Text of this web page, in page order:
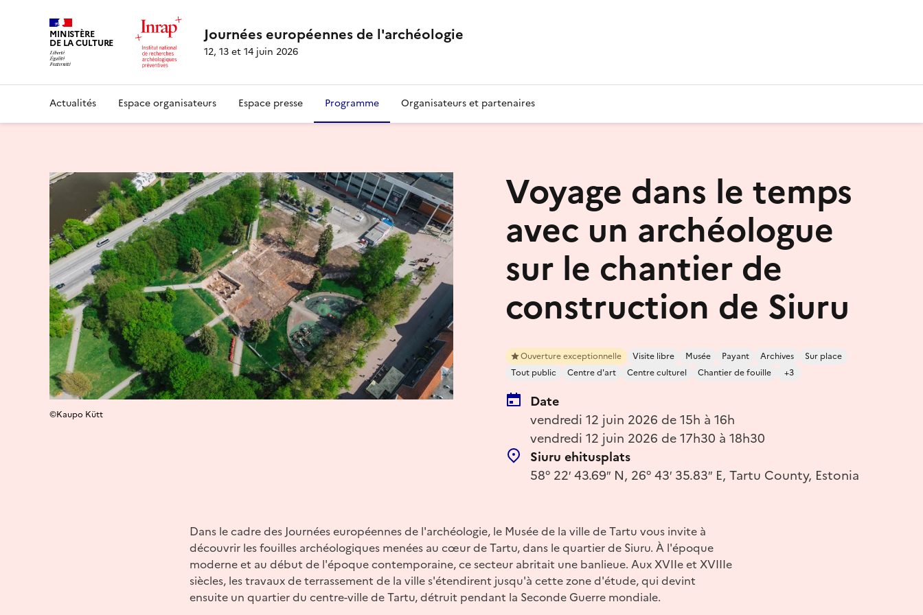
MINISTÈRE
DE LA CULTURE Journées européennes de l'archéologie
12, 13 et 14 juin 2026
Actualités Espace organisateurs Espace presse Programme Organisateurs et partenaires
Voyage dans le temps
avec un archéologue
sur le chantier de
construction de Siuru
Ouverture exceptionnelle Visite libre Musée Payant Archives
Sur place
Tout public
Centre d'art Centre culturel Chantier de fouille +3
Date
vendredi 12 juin 2026 de 15h à 16h
vendredi 12 juin 2026 de 17h30 à 18h30
Siuru ehitusplats
58° 22′ 43.69′′ N, 26° 43′ 35.83′′ E, Tartu County, Estonia
©Kaupo Kütt
Dans le cadre des Journées européennes de l'archéologie, le Musée de la ville de Tartu vous invite à
découvrir les fouilles archéologiques menées au cœur de Tartu, dans le quartier de Siuru. À l'époque
moderne et au début de l'époque contemporaine, ce secteur abritait une banlieue. Aux XVIIe et XVIIIe
siècles, les travaux de terrassement de la ville s'étendirent jusqu'à cette zone d'étude, qui devint
ensuite un quartier du centre-ville de Tartu, détruit pendant la Seconde Guerre mondiale.